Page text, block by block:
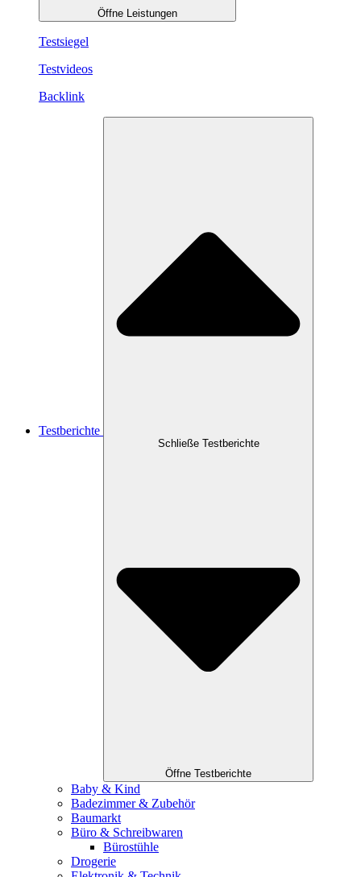
Öffne Leistungen
Testsiegel
Testvideos
Backlink
Testberichte
Schließe Testberichte
Öffne Testberichte
Baby & Kind
Badezimmer & Zubehör
Baumarkt
Büro & Schreibwaren
Bürostühle
Drogerie